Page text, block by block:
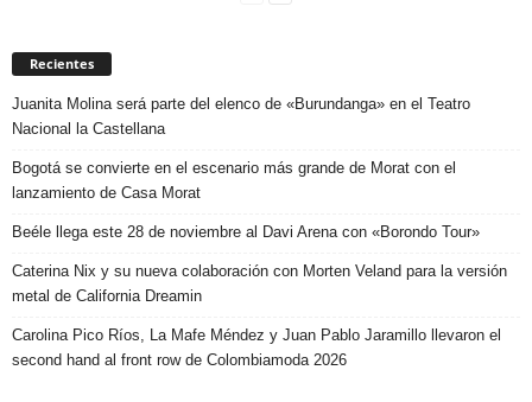
Recientes
Juanita Molina será parte del elenco de «Burundanga» en el Teatro
Nacional la Castellana
Bogotá se convierte en el escenario más grande de Morat con el
lanzamiento de Casa Morat
Beéle llega este 28 de noviembre al Davi Arena con «Borondo Tour»
Caterina Nix y su nueva colaboración con Morten Veland para la versión
metal de California Dreamin
Carolina Pico Ríos, La Mafe Méndez y Juan Pablo Jaramillo llevaron el
second hand al front row de Colombiamoda 2026